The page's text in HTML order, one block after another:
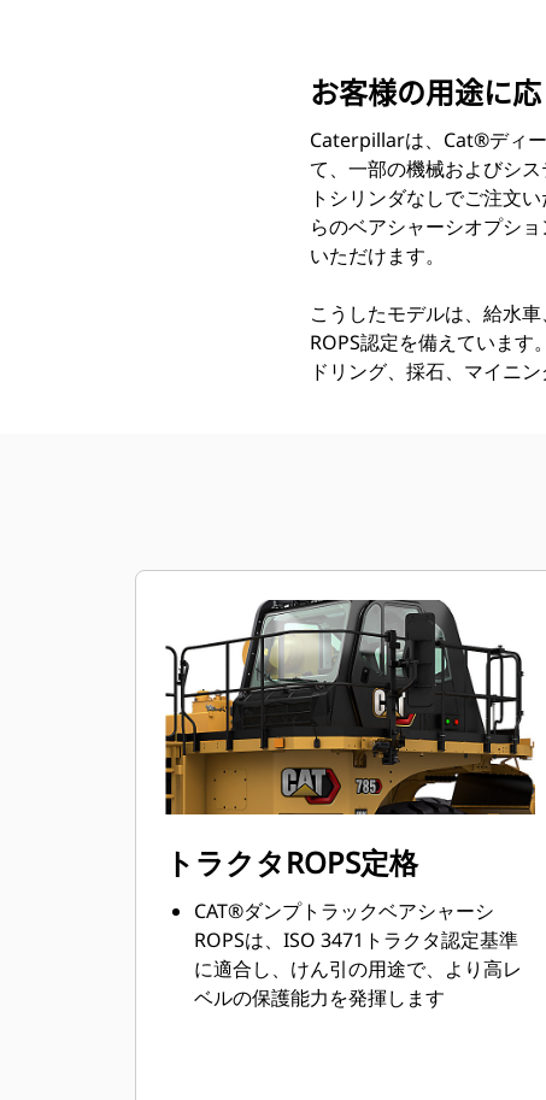
お客様の用途に
Caterpillarは、Cat®ディ
て、一部の機械およびシ
トシリンダなしでご注文
らのベアシャーシオプシ
いただけます。
こうしたモデルは、給水
ROPS認定を備えていま
ドリング、採石、マイニ
トラクタROPS定格
CAT®ダンプトラックベアシャーシ
ROPSは、ISO 3471トラクタ認定基準
に適合し、けん引の用途で、より高レ
ベルの保護能力を発揮します